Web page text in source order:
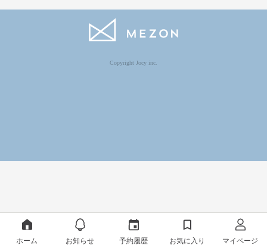
Copyright Jocy inc.
ホーム お知らせ 予約履歴 お気に入り マイページ